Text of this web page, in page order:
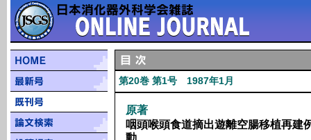
第20巻 第1号 1987年1月
原著
咽頭喉頭食道摘出遊離空腸移植再建
動